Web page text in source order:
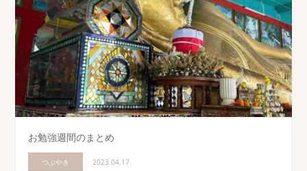
お勉強週間のまとめ
つぶやき 2023.04.17